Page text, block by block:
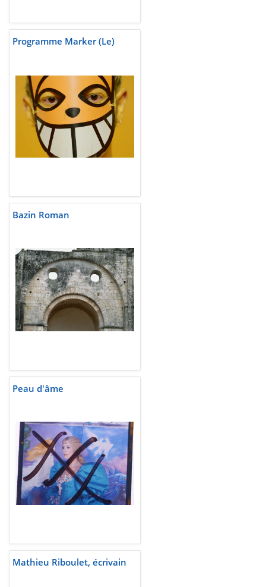
Programme Marker (Le)
Bazin Roman
Peau d'âme
Mathieu Riboulet, écrivain